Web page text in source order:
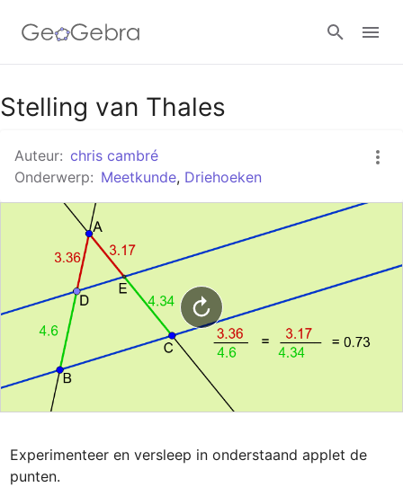
Google Classroom
GeoGebra Klaslokaal
Stelling van Thales
Auteur: chris cambré
Onderwerp: Meetkunde, Driehoeken
Experimenteer en versleep in onderstaand applet de
punten.